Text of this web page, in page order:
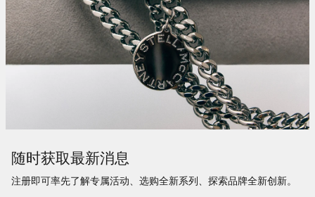
随时获取最新消息
注册即可率先了解专属活动、选购全新系列、探索品牌全新创新。